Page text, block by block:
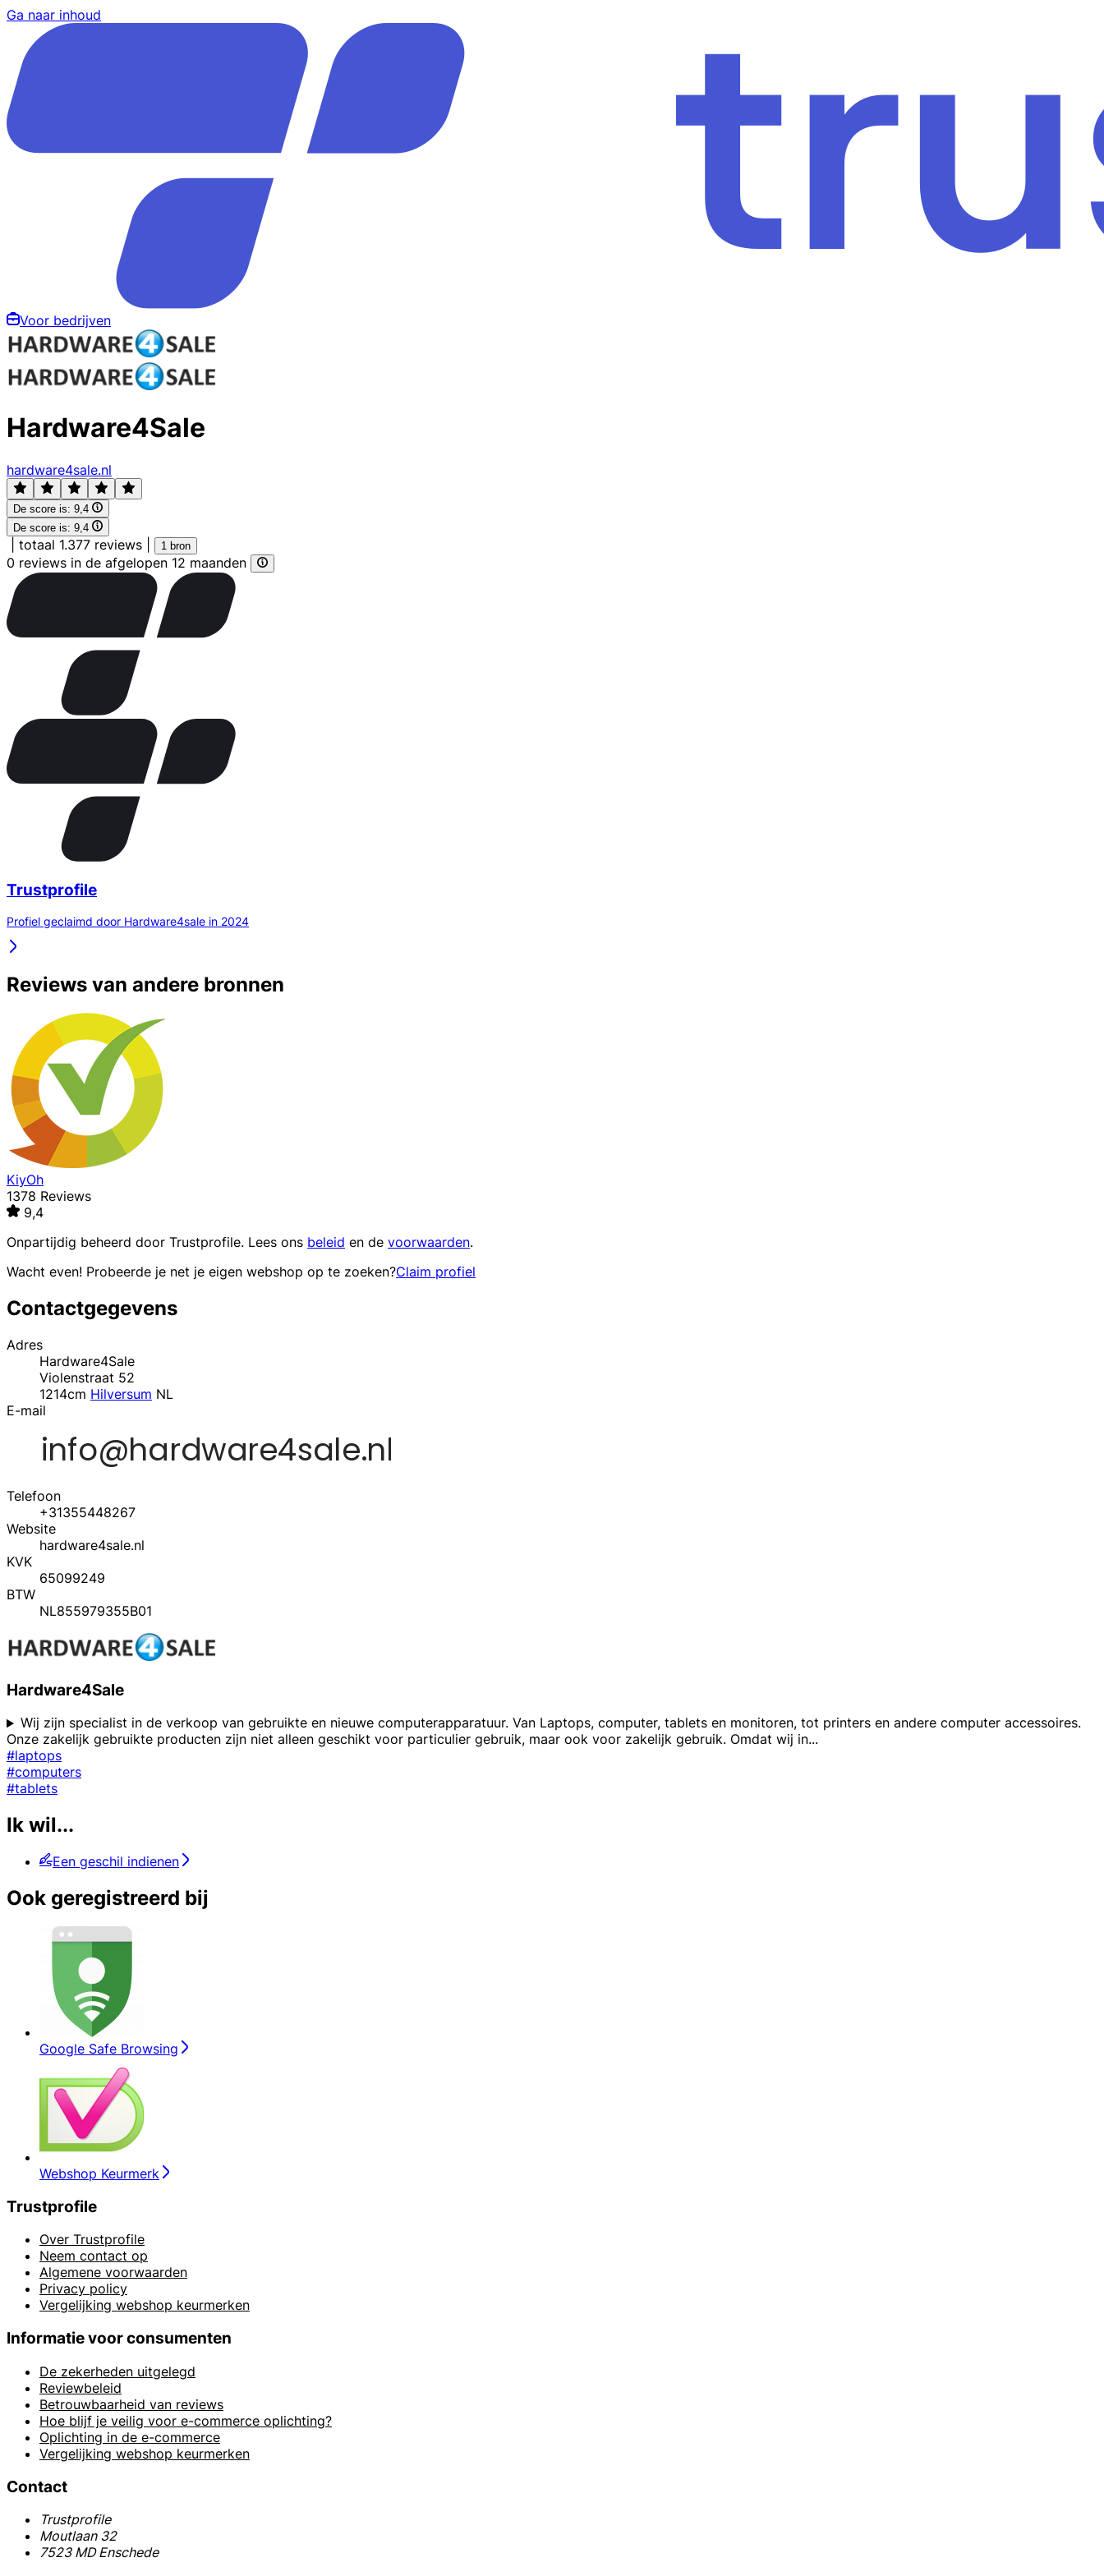
Ga naar inhoud
Voor bedrijven
Hardware4Sale
hardware4sale.nl
De score is: 9,4
De score is: 9,4
totaal 1.377 reviews 1 bron
0 reviews in de afgelopen 12 maanden
Trustprofile
Profiel geclaimd door Hardware4sale in 2024
Reviews van andere bronnen
KiyOh
1378 Reviews
9,4
Onpartijdig beheerd door Trustprofile. Lees ons beleid en de voorwaarden.
Wacht even! Probeerde je net je eigen webshop op te zoeken?Claim profiel
Contactgegevens
Adres
Hardware4Sale
Violenstraat 52
1214cm Hilversum NL
E-mail
Telefoon
+31355448267
Website
hardware4sale.nl
KVK
65099249
BTW
NL855979355B01
Hardware4Sale
Wij zijn specialist in de verkoop van gebruikte en nieuwe computerapparatuur. Van Laptops, computer, tablets en monitoren, tot printers en andere computer accessoires.
Onze zakelijk gebruikte producten zijn niet alleen geschikt voor particulier gebruik, maar ook voor zakelijk gebruik. Omdat wij in...
#laptops
#computers
#tablets
Ik wil...
Een geschil indienen
Ook geregistreerd bij
Google Safe Browsing
Webshop Keurmerk
Trustprofile
Over Trustprofile
Neem contact op
Algemene voorwaarden
Privacy policy
Vergelijking webshop keurmerken
Informatie voor consumenten
De zekerheden uitgelegd
Reviewbeleid
Betrouwbaarheid van reviews
Hoe blijf je veilig voor e-commerce oplichting?
Oplichting in de e-commerce
Vergelijking webshop keurmerken
Contact
Trustprofile
Moutlaan 32
7523 MD Enschede